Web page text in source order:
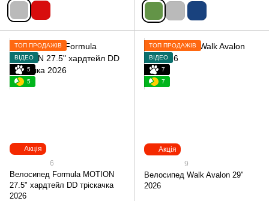
Акція
ТОП ПРОДАЖІВ
ВІДЕО
5
5
6
Велосипед Formula MOTION
27.5" хардтейл DD тріскачка
2026
Акція
ТОП ПРОДАЖІВ
ВІДЕО
7
7
9
Велосипед Walk Avalon 29"
2026